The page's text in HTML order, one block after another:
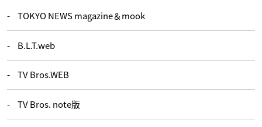
TOKYO NEWS magazine＆mook
B.L.T.web
TV Bros.WEB
TV Bros. note版